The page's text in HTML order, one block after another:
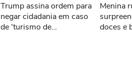
Tentar novamente
Trump assina ordem para
negar cidadania em caso
de 'turismo de
Menina
doces e